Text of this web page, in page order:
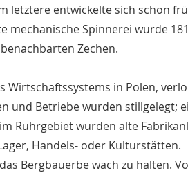
letztere entwickelte sich schon
mechanische Spinnerei wurde
Zechen.
Wirtschaftssystems in Polen,
und Betriebe wurden stillgelegt;
Ruhrgebiet wurden alte
Handels- oder Kulturstätten.
Bergbauerbe wach zu halten.